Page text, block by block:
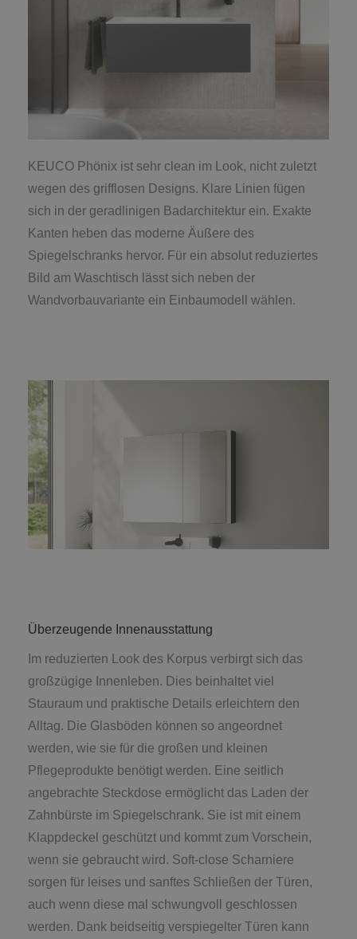
KEUCO Phönix ist sehr clean im Look, nicht zuletzt
wegen des grifflosen Designs. Klare Linien fügen
sich in der geradlinigen Badarchitektur ein. Exakte
Kanten heben das moderne Äußere des
Spiegelschranks hervor. Für ein absolut reduziertes
Bild am Waschtisch lässt sich neben der
Wandvorbauvariante ein Einbaumodell wählen.
Überzeugende Innenausstattung
Im reduzierten Look des Korpus verbirgt sich das
großzügige Innenleben. Dies beinhaltet viel
Stauraum und praktische Details erleichtern den
Alltag. Die Glasböden können so angeordnet
werden, wie sie für die großen und kleinen
Pflegeprodukte benötigt werden. Eine seitlich
angebrachte Steckdose ermöglicht das Laden der
Zahnbürste im Spiegelschrank. Sie ist mit einem
Klappdeckel geschützt und kommt zum Vorschein,
wenn sie gebraucht wird. Soft-close Scharniere
sorgen für leises und sanftes Schließen der Türen,
auch wenn diese mal schwungvoll geschlossen
werden. Dank beidseitig verspiegelter Türen kann